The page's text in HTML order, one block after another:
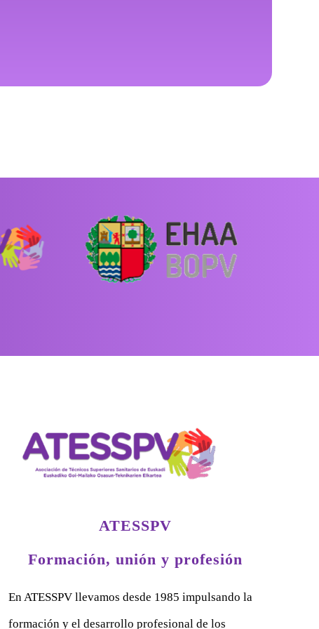
ATESSPV
Formación, unión y profesión
En ATESSPV llevamos desde 1985 impulsando la
formación y el desarrollo profesional de los